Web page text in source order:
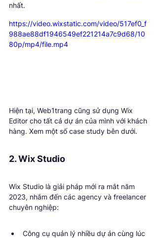
nhất.
https://video.wixstatic.com/video/517ef0_f
988ae88df1946549ef221214a7c9d68/10
80p/mp4/file.mp4
Hiện tại, Web1trang cũng sử dụng Wix
Editor cho tất cả dự án của mình với khách
hàng. Xem một số case study bên dưới.
2. Wix Studio
Wix Studio là giải pháp mới ra mắt năm
2023, nhắm đến các agency và freelancer
chuyên nghiệp:
Công cụ quản lý nhiều dự án cùng lúc